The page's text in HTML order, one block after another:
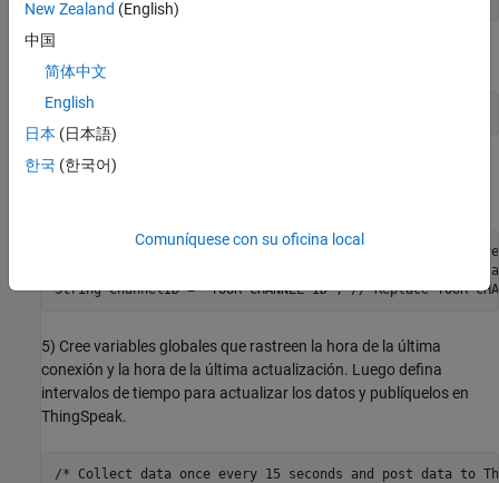
4) Defina el servidor ThingSpeak, la clave API de escritura de su
String server = "api.thingspeak.com"; // ThingSpeak
String WriteAPIKey = "YOUR-CHANNEL-WRITEAPIKEY"; //
5) Cree variables globales que rastreen la hora de la última
conexión y la hora de la última actualización. Luego defina
intervalos de tiempo para actualizar los datos y publíquelos en
ThingSpeak.
/* Collect data once every 15 seconds and post data to
New Zealand (English)
中国
简体中文
English
日本 (日本語)
한국 (한국어)
Comuníquese con su oficina local